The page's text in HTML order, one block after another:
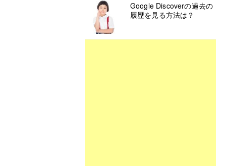
Google Discoverの過去の
履歴を見る方法は？